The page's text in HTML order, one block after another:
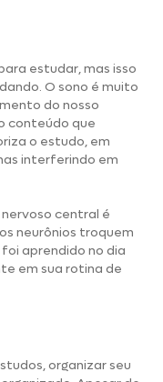
estudar, mas isso
O sono é muito
do nosso
conteúdo que
o estudo, em
interferindo em
central é
neurônios troquem
aprendido no dia
em sua rotina de
organizar seu